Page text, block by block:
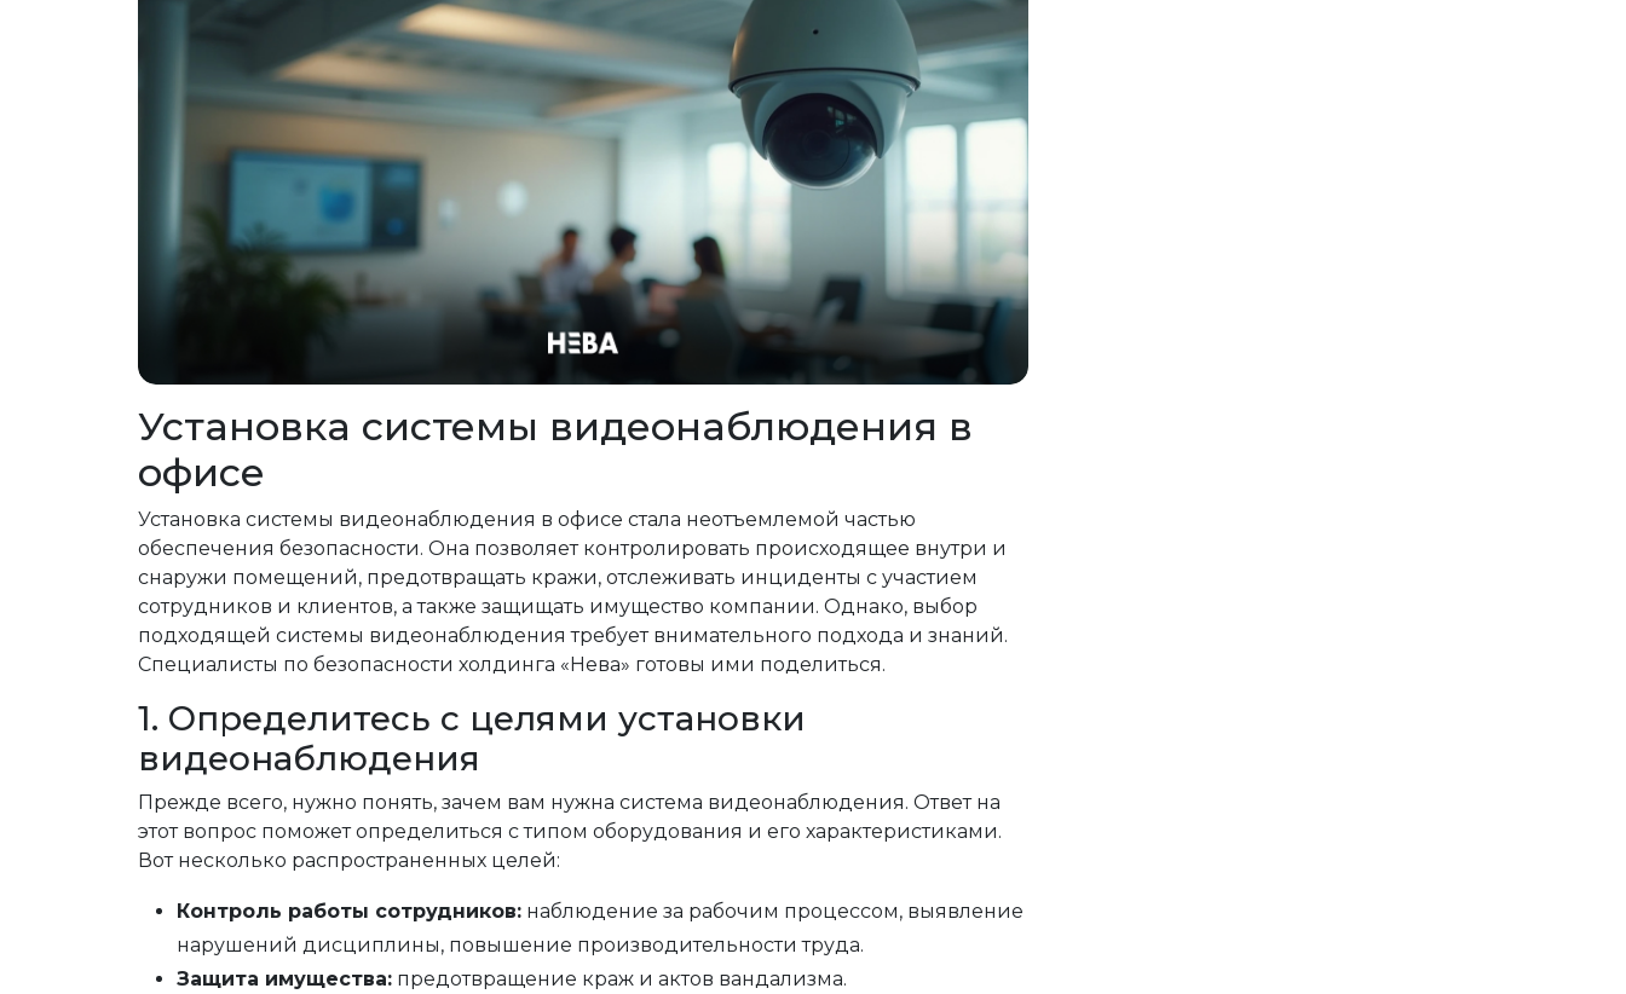
Установка системы видеонаблюдения в
офисе
Установка системы видеонаблюдения в офисе стала неотъемлемой частью
обеспечения безопасности. Она позволяет контролировать происходящее внутри и
снаружи помещений, предотвращать кражи, отслеживать инциденты с участием
сотрудников и клиентов, а также защищать имущество компании. Однако, выбор
подходящей системы видеонаблюдения требует внимательного подхода и знаний.
Специалисты по безопасности холдинга «Нева» готовы ими поделиться.
1. Определитесь с целями установки
видеонаблюдения
Прежде всего, нужно понять, зачем вам нужна система видеонаблюдения. Ответ на
этот вопрос поможет определиться с типом оборудования и его характеристиками.
Вот несколько распространенных целей:
Контроль работы сотрудников: наблюдение за рабочим процессом, выявление
нарушений дисциплины, повышение производительности труда.
Защита имущества: предотвращение краж и актов вандализма.